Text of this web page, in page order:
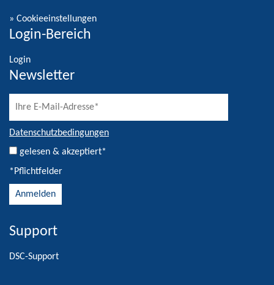
» Cookieeinstellungen
Login-Bereich
Login
Newsletter
Datenschutzbedingungen
gelesen & akzeptiert*
*Pflichtfelder
Alternative:
Support
DSC-Support